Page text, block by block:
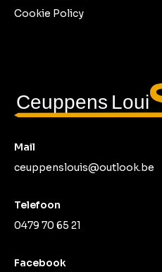
Cookie Policy
Mail
ceuppenslouis@outlook.be
Telefoon
0479 70 65 21
Facebook